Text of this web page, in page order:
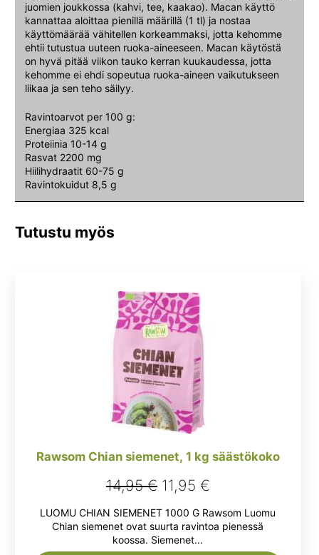
juomien joukkossa (kahvi, tee, kaakao). Macan käyttö
kannattaa aloittaa pienillä määrillä (1 tl) ja nostaa
käyttömäärää vähitellen korkeammaksi, jotta kehomme
ehtii tutustua uuteen ruoka-aineeseen. Macan käytöstä
on hyvä pitää viikon tauko kerran kuukaudessa, jotta
kehomme ei ehdi sopeutua ruoka-aineen vaikutukseen
liikaa ja sen teho säilyy.
Ravintoarvot per 100 g:
Energiaa 325 kcal
Proteiinia 10-14 g
Rasvat 2200 mg
Hiilihydraatit 60-75 g
Ravintokuidut 8,5 g
Tutustu myös
Rawsom Chian siemenet, 1 kg säästökoko
14,95€ Alkuperäinen
hinta
oli:
14,95 €.
11,95 €Nykyinen
on:
11,95 €.
LUOMU CHIAN SIEMENET 1000 G Rawsom Luomu
Chian siemenet ovat suurta ravintoa pienessä
koossa. Siemenet...